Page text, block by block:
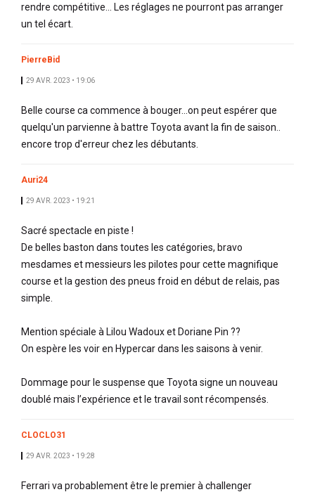
rendre compétitive... Les réglages ne pourront pas arranger
un tel écart.
PierreBid
29 AVR. 2023 • 19:06
Belle course ca commence à bouger...on peut espérer que
quelqu'un parvienne à battre Toyota avant la fin de saison..
encore trop d'erreur chez les débutants.
Auri24
29 AVR. 2023 • 19:21
Sacré spectacle en piste !
De belles baston dans toutes les catégories, bravo
mesdames et messieurs les pilotes pour cette magnifique
course et la gestion des pneus froid en début de relais, pas
simple.
Mention spéciale à Lilou Wadoux et Doriane Pin ??
On espère les voir en Hypercar dans les saisons à venir.
Dommage pour le suspense que Toyota signe un nouveau
doublé mais l’expérience et le travail sont récompensés.
CLOCLO31
29 AVR. 2023 • 19:28
Ferrari va probablement être le premier à challenger